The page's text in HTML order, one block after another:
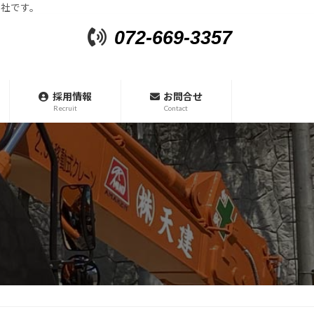
です。
072-669-3357
採用情報
Recruit
お問合せ
Contact